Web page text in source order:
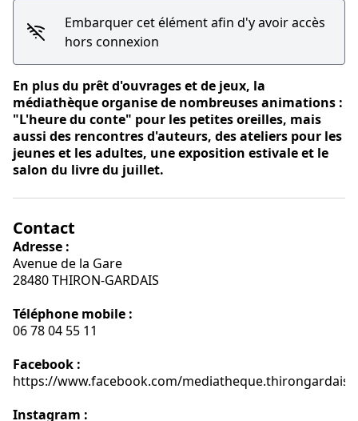
Embarquer cet élément afin d'y avoir accès
hors connexion
En plus du prêt d'ouvrages et de jeux, la
médiathèque organise de nombreuses animations :
"L'heure du conte" pour les petites oreilles, mais
aussi des rencontres d'auteurs, des ateliers pour les
jeunes et les adultes, une exposition estivale et le
salon du livre du juillet.
Contact
Adresse :
Avenue de la Gare
28480 THIRON-GARDAIS
Téléphone mobile :
06 78 04 55 11
Facebook :
https://www.facebook.com/mediatheque.thirongardais
Instagram :